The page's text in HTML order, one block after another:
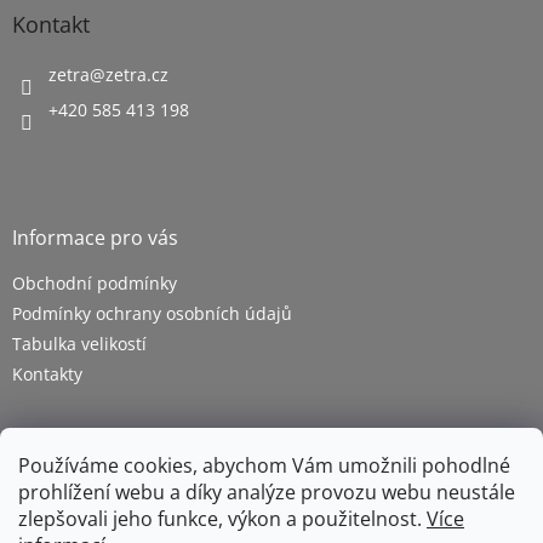
Používáme cookies, abychom Vám umožnili pohodlné
prohlížení webu a díky analýze provozu webu neustále
zlepšovali jeho funkce, výkon a použitelnost. Více
Kontakt
zetra@zetra.cz
+420 585 413 198
Informace pro vás
Obchodní podmínky
Podmínky ochrany osobních údajů
Tabulka velikostí
Kontakty